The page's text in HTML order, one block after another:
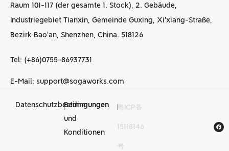
Raum 101-117 (der gesamte 1. Stock), 2. Gebäude,
Industriegebiet Tianxin, Gemeinde Guxing, Xi'xiang-Straße,
Bezirk Bao'an, Shenzhen, China. 518126
Tel: (+86)0755-86937731
E-Mail: support@sogaworks.com
Datenschutzbestimmungen
|Bedingungen
und
Konditionen
粤ICP备
15118146
号